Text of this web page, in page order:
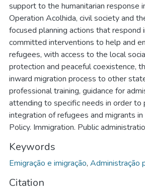
support to the humanitarian response
Operation Acolhida, civil society and
focused planning actions that
committed interventions to help and
refugees, with access to the local
protection and peaceful coexistence,
inward migration process to other
professional training, guidance for
attending to specific needs in order
integration of refugees and migrants
Policy. Immigration. Public
Keywords
Emigração e imigração, Administração
Citation